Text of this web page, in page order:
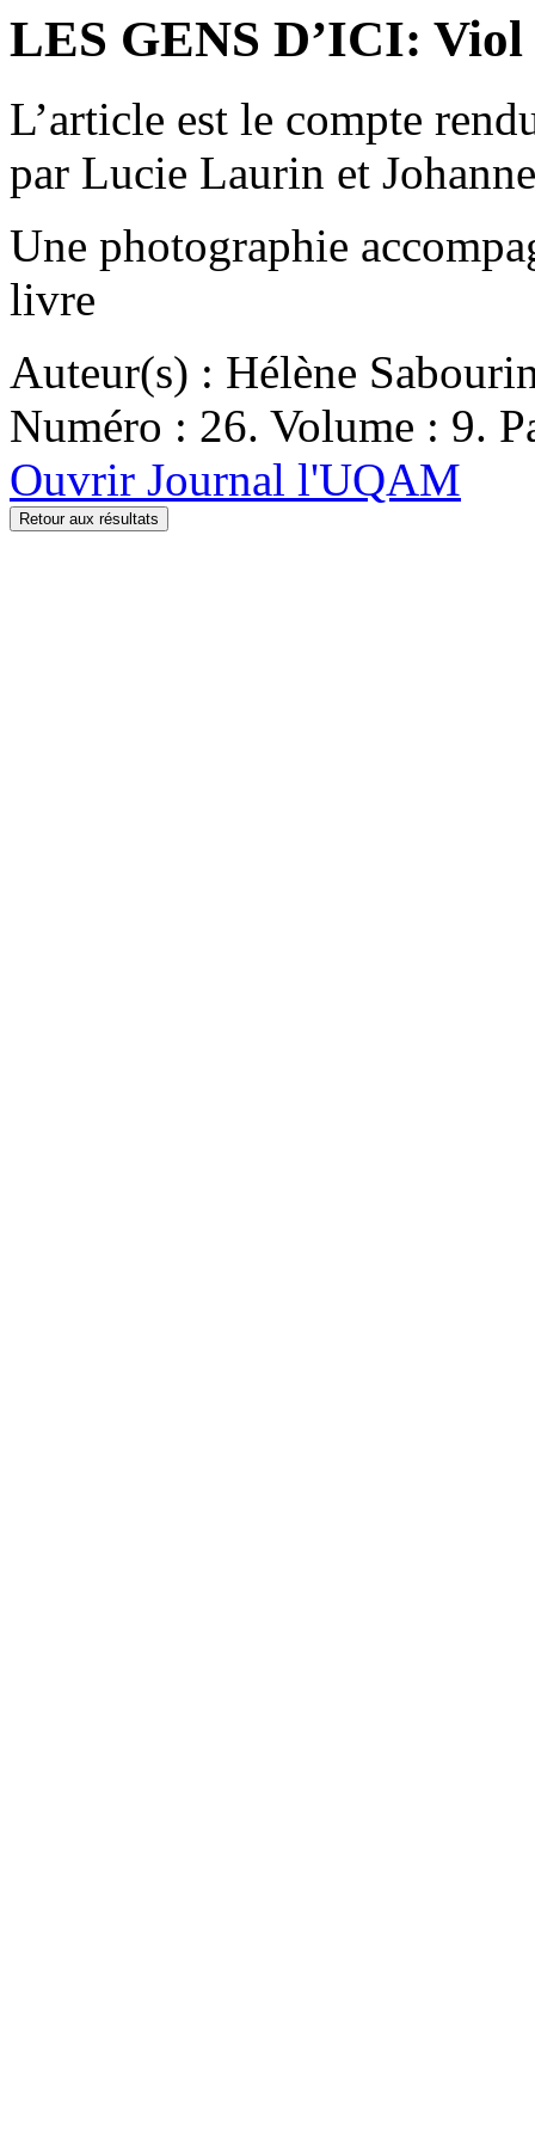
LES GENS D’ICI:
L’article est le compte
par Lucie Laurin et
Une photographie
livre
Auteur(s) : Hélène
Numéro : 26. Volume : 9.
Ouvrir Journal l'UQAM
Retour aux résultats